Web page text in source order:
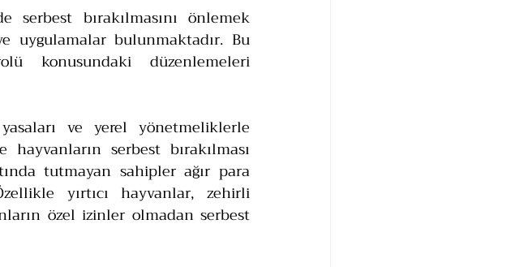
serbest bırakılmasını önlemek
uygulamalar bulunmaktadır. Bu
konusundaki düzenlemeleri
ve yerel yönetmeliklerle
serbest bırakılması
tutmayan sahipler ağır para
yırtıcı hayvanlar, zehirli
özel izinler olmadan serbest